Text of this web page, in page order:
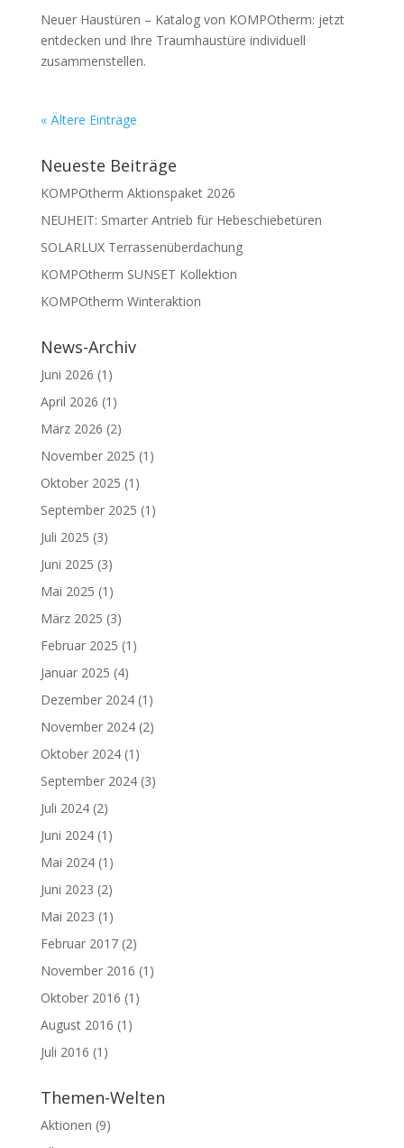
Neuer Haustüren – Katalog von KOMPOtherm: jetzt
entdecken und Ihre Traumhaustüre individuell
zusammenstellen.
« Ältere Einträge
Neueste Beiträge
KOMPOtherm Aktionspaket 2026
NEUHEIT: Smarter Antrieb für Hebeschiebetüren
SOLARLUX Terrassenüberdachung
KOMPOtherm SUNSET Kollektion
KOMPOtherm Winteraktion
News-Archiv
Juni 2026 (1)
April 2026 (1)
März 2026 (2)
November 2025 (1)
Oktober 2025 (1)
September 2025 (1)
Juli 2025 (3)
Juni 2025 (3)
Mai 2025 (1)
März 2025 (3)
Februar 2025 (1)
Januar 2025 (4)
Dezember 2024(1)
November 2024(2)
Oktober 2024(1)
September 2024(3)
Juli 2024(2)
Juni 2024(1)
Mai 2024(1)
Juni 2023 (2)
Mai 2023 (1)
Februar 2017(2)
November 2016 (1)
Oktober 2016 (1)
August 2016 (1)
Juli 2016 (1)
Themen-Welten
Aktionen (9)